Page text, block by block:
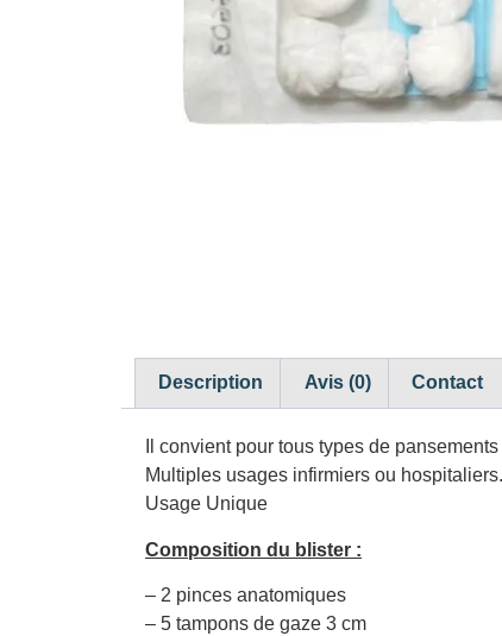
Description Avis (0) Contact
Il convient pour tous types de
Multiples usages infirmiers ou hospitaliers.
Usage Unique
Composition du blister :
– 2 pinces anatomiques
– 5 tampons de gaze 3 cm